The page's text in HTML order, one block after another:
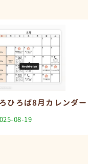
ひろば8月カレンダー
08-19